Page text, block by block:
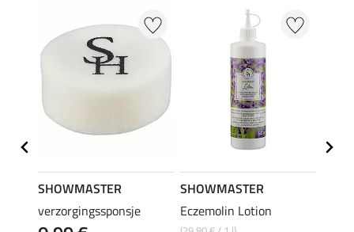
SHOWMASTER
verzorgingssponsje
SHOWMASTER
Eczemolin Lotion